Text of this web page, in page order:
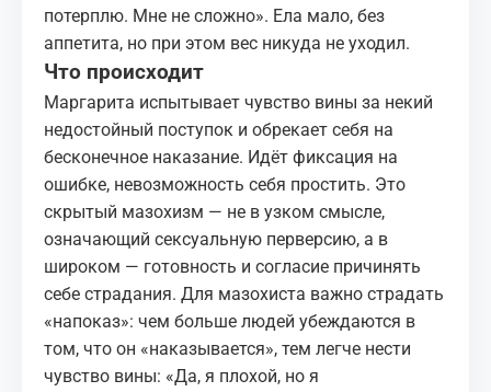
потерплю. Мне не сложно». Ела мало, без
аппетита, но при этом вес никуда не уходил.
Что происходит
Маргарита испытывает чувство вины за некий
недостойный поступок и обрекает себя на
бесконечное наказание. Идёт фиксация на
ошибке, невозможность себя простить. Это
скрытый мазохизм — не в узком смысле,
означающий сексуальную перверсию, а в
широком — готовность и согласие причинять
себе страдания. Для мазохиста важно страдать
«напоказ»: чем больше людей убеждаются в
том, что он «наказывается», тем легче нести
чувство вины: «Да, я плохой, но я